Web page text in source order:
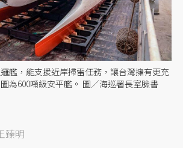
艦，能支援近岸掃雷任務，讓台灣擁有更充
為600噸級安平艦。 圖／海巡署長室臉書
臻明